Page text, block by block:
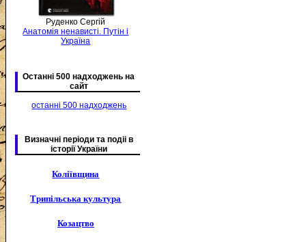
Руденко Сергій
Анатомія ненависті. Путін і
Україна
Останні 500 надходжень на
сайт
останні 500 надходжень
Визначні періоди та подіі в
історії України
Коліївщина
Трипільська культура
Козацтво